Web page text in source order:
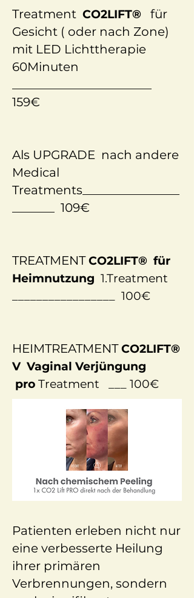
Treatment CO2LIFT® für
Gesicht ( oder nach Zone)
mit LED Lichttherapie
60Minuten
159€
Als UPGRADE nach andere
Medical
Treatments________________
_______ 109€
TREATMENTCO2LIFT® für
Heimnutzung 1.Treatment
_________________ 100€
HEIMTREATMENTCO2LIFT®
V Vaginal Verjüngung
pro Treatment ___ 100€
Patienten erleben nicht nur
eine verbesserte Heilung
ihrer primären
Verbrennungen, sondern